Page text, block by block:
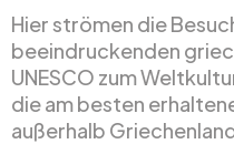
Hier strömen die
beeindruckenden
UNESCO zum
die am besten
außerhalb